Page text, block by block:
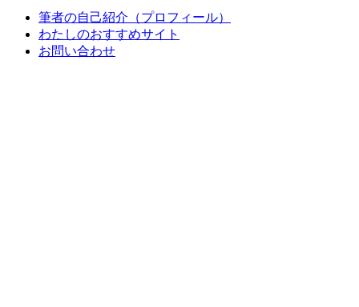
筆者の自己紹介（プロフィール）
わたしのおすすめサイト
お問い合わせ